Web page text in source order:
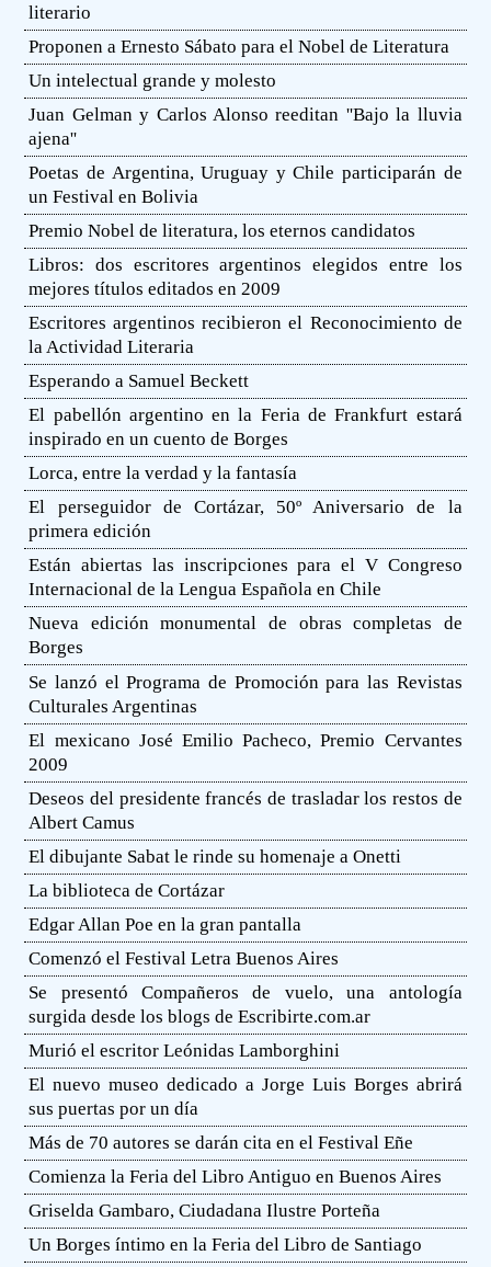
literario
Proponen a Ernesto Sábato para el Nobel de Literatura
Un intelectual grande y molesto
Juan Gelman y Carlos Alonso reeditan ''Bajo la lluvia
ajena''
Poetas de Argentina, Uruguay y Chile participarán de
un Festival en Bolivia
Premio Nobel de literatura, los eternos candidatos
Libros: dos escritores argentinos elegidos entre los
mejores títulos editados en 2009
Escritores argentinos recibieron el Reconocimiento de
la Actividad Literaria
Esperando a Samuel Beckett
El pabellón argentino en la Feria de Frankfurt estará
inspirado en un cuento de Borges
Lorca, entre la verdad y la fantasía
El perseguidor de Cortázar, 50º Aniversario de la
primera edición
Están abiertas las inscripciones para el V Congreso
Internacional de la Lengua Española en Chile
Nueva edición monumental de obras completas de
Borges
Se lanzó el Programa de Promoción para las Revistas
Culturales Argentinas
El mexicano José Emilio Pacheco, Premio Cervantes
2009
Deseos del presidente francés de trasladar los restos de
Albert Camus
El dibujante Sabat le rinde su homenaje a Onetti
La biblioteca de Cortázar
Edgar Allan Poe en la gran pantalla
Comenzó el Festival Letra Buenos Aires
Se presentó Compañeros de vuelo, una antología
surgida desde los blogs de Escribirte.com.ar
Murió el escritor Leónidas Lamborghini
El nuevo museo dedicado a Jorge Luis Borges abrirá
sus puertas por un día
Más de 70 autores se darán cita en el Festival Eñe
Comienza la Feria del Libro Antiguo en Buenos Aires
Griselda Gambaro, Ciudadana Ilustre Porteña
Un Borges íntimo en la Feria del Libro de Santiago